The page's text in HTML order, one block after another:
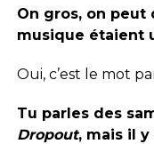
On gros, on peut
musique étaient
Oui, c’est le mot
Tu parles des
Dropout, mais il y